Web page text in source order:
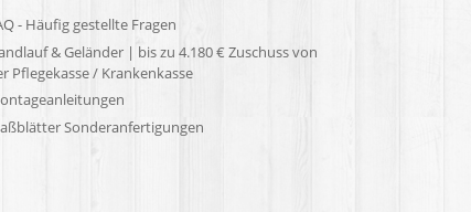
- Häufig gestellte Fragen
& Geländer | bis zu 4.180 € Zuschuss von
Pflegekasse / Krankenkasse
Sonderanfertigungen